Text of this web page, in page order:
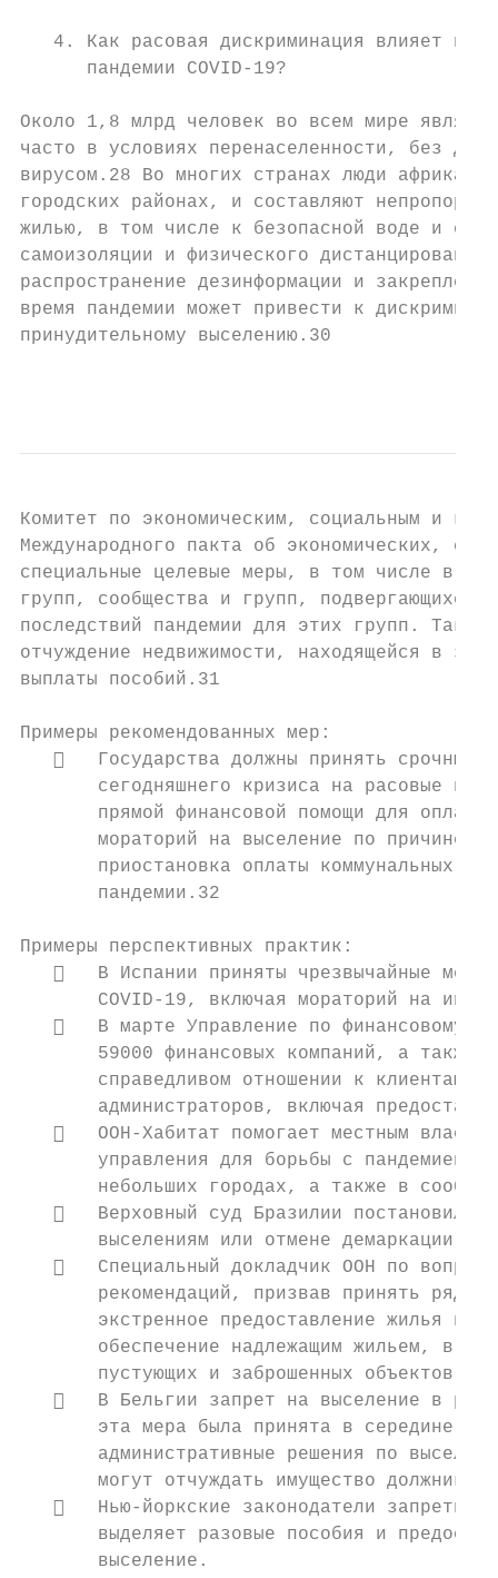
4. Как расовая дискриминация влияет на
      пандемии COVID-19?
Около 1,8 млрд человек во всем мире
часто в условиях перенаселенности, без
вирусом.28 Во многих странах люди
городских районах, и составляют
жилью, в том числе к безопасной воде и
самоизоляции и физического
распространение дезинформации и
время пандемии может привести к
принудительному выселению.30
Комитет по экономическим, социальным и
Международного пакта об экономических,
специальные целевые меры, в том числе в
групп, сообщества и групп, подвергающихся
последствий пандемии для этих групп.
отчуждение недвижимости, находящейся в
выплаты пособий.31
Примеры рекомендованных мер:
   Государства должны принять срочные
сегодняшнего кризиса на расовые и
прямой финансовой помощи для
мораторий на выселение по причине
приостановка оплаты коммунальных
       пандемии.32
Примеры перспективных практик:
   В Испании приняты чрезвычайные
COVID-19, включая мораторий на
   В марте Управление по финансовому
59000 финансовых компаний, а также
справедливом отношении к клиентам
администраторов, включая
   ООН-Хабитат помогает местным
управления для борьбы с пандемией,
небольших городах, а также в
   Верховный суд Бразилии постановил
выселениям или отмене демаркации
   Специальный докладчик ООН по
рекомендаций, призвав принять ряд
экстренное предоставление жилья и
обеспечение надлежащим жильем, в
пустующих и заброшенных объектов
   В Бельгии запрет на выселение в
эта мера была принята в середине
административные решения по
       могут отчуждать имущество должников.
   Нью-йоркские законодатели
выделяет разовые пособия и
       выселение.